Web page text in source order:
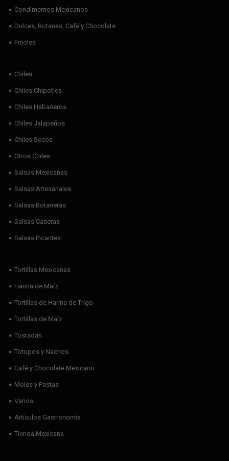
Condimentos Mexicanos
Dulces, Botanas, Café y Chocolate
Frijoles
Chiles
Chiles Chipotles
Chiles Habaneros
Chiles Jalapeños
Chiles Secos
Otros Chiles
Salsas Mexicanas
Salsas Artesanales
Salsas Botaneras
Salsas Caseras
Salsas Picantes
Tortillas Mexicanas
Harina de Maíz
Tortillas de Harina de Trigo
Tortillas de Maíz
Tostadas
Totopos y Nachos
Café y Chocolate Mexicano
Moles y Pastas
Varios
Artículos Gastronomía
Tienda Mexicana